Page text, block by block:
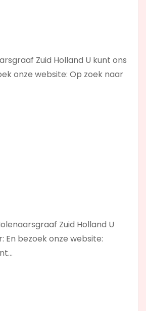
Zuid Holland U kunt ons
onze website: Op zoek naar
Zuid Holland U
En bezoek onze website: